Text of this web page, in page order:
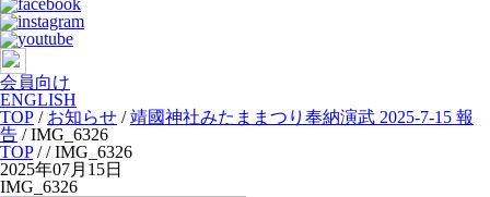
会員向け
ENGLISH
TOP / お知らせ /靖國神社みたままつり奉納演武 2025-7-15 報
告 /IMG_6326
TOP// IMG_6326
2025年07月15日
IMG_6326